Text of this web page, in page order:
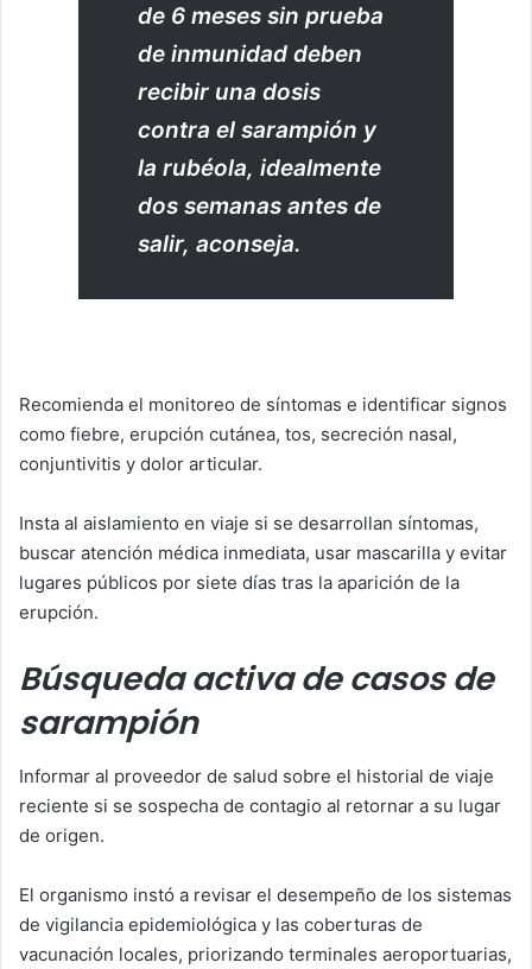
de 6 meses sin prueba
de inmunidad deben
recibir una dosis
contra el sarampión y
la rubéola, idealmente
dos semanas antes de
salir, aconseja.
Recomienda el monitoreo de síntomas e identificar signos
como fiebre, erupción cutánea, tos, secreción nasal,
conjuntivitis y dolor articular.
Insta al aislamiento en viaje si se desarrollan síntomas,
buscar atención médica inmediata, usar mascarilla y evitar
lugares públicos por siete días tras la aparición de la
erupción.
Búsqueda activa de casos de
sarampión
Informar al proveedor de salud sobre el historial de viaje
reciente si se sospecha de contagio al retornar a su lugar
de origen.
El organismo instó a revisar el desempeño de los sistemas
de vigilancia epidemiológica y las coberturas de
vacunación locales, priorizando terminales aeroportuarias,